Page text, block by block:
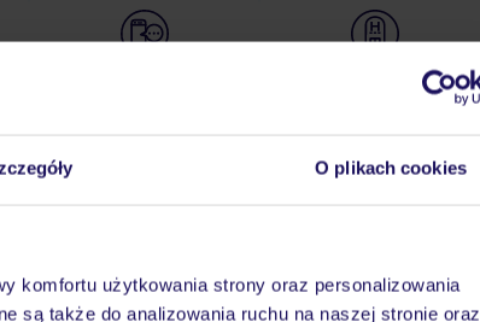
O plikach cookies
komfortu użytkowania strony oraz personalizowania
są także do analizowania ruchu na naszej stronie oraz
10 000 hoteli w ponad 50
Ważne